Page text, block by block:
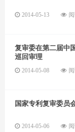
2014-05-13
复审委在第二届中
巡回审理
2014-05-08
国家专利复审委员
2014-05-06